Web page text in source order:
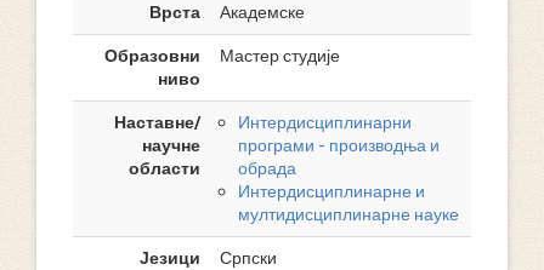
Врста
Академске
Образовни
ниво
Мастер студије
Наставне/
научне
области
Интердисциплинарни
програми - производња и
обрада
Интердисциплинарне и
мултидисциплинарне науке
Језици
Српски